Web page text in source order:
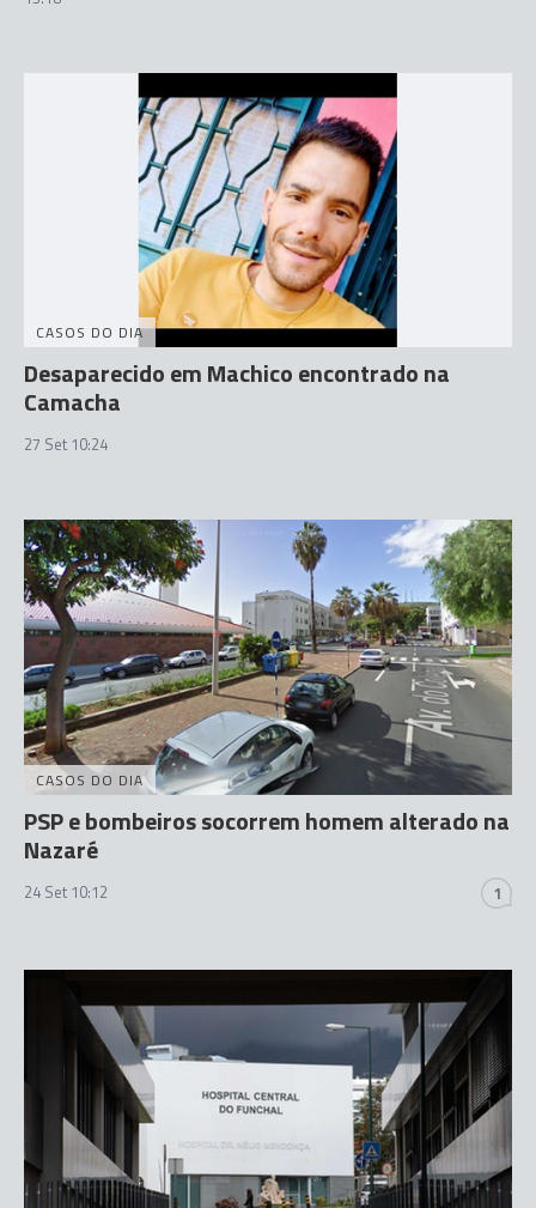
CASOS DO DIA
Desaparecido em Machico encontrado na
Camacha
27 Set 10:24
CASOS DO DIA
PSP e bombeiros socorrem homem alterado na
Nazaré
24 Set 10:12 1